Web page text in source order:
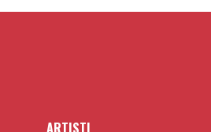
ARTISTI